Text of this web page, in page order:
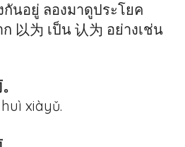
นอยู่ ลองมาดูประโยค
以为 เป็น 认为 อย่างเช่น
xiàyǔ.